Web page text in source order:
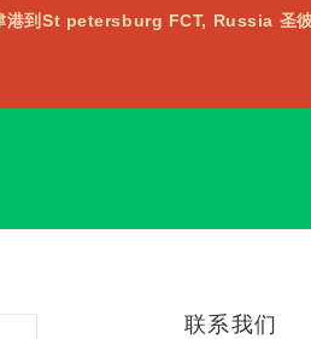
港到St petersburg FCT, Russia 圣
联系我们